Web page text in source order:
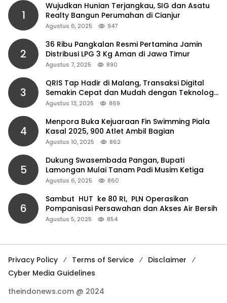
1
Wujudkan Hunian Terjangkau, SIG dan Asatu
Realty Bangun Perumahan di Cianjur
Agustus 6, 2025 947
2
36 Ribu Pangkalan Resmi Pertamina Jamin
Distribusi LPG 3 Kg Aman di Jawa Timur
Agustus 7, 2025 890
3
QRIS Tap Hadir di Malang, Transaksi Digital
Semakin Cepat dan Mudah dengan Teknologi
NFC
Agustus 13, 2025 869
4
Menpora Buka Kejuaraan Fin Swimming Piala
Kasal 2025, 900 Atlet Ambil Bagian
Agustus 10, 2025 862
5
Dukung Swasembada Pangan, Bupati
Lamongan Mulai Tanam Padi Musim Ketiga
Agustus 6, 2025 860
6
Sambut HUT ke 80 RI, PLN Operasikan
Pompanisasi Persawahan dan Akses Air Bersih
Agustus 5, 2025 854
Privacy Policy Terms of Service
Disclaimer
Cyber Media Guidelines
theindonews.com @ 2024